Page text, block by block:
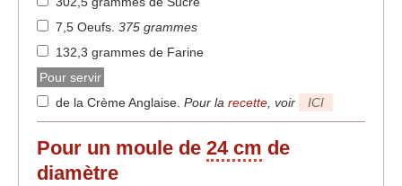
7,5 Oeufs 375 grammes
132,3 grammes de Farine
Pour servir
de la Crème Anglaise Pour la recette , voir ICI
Pour un moule de 24 cm de
diamètre